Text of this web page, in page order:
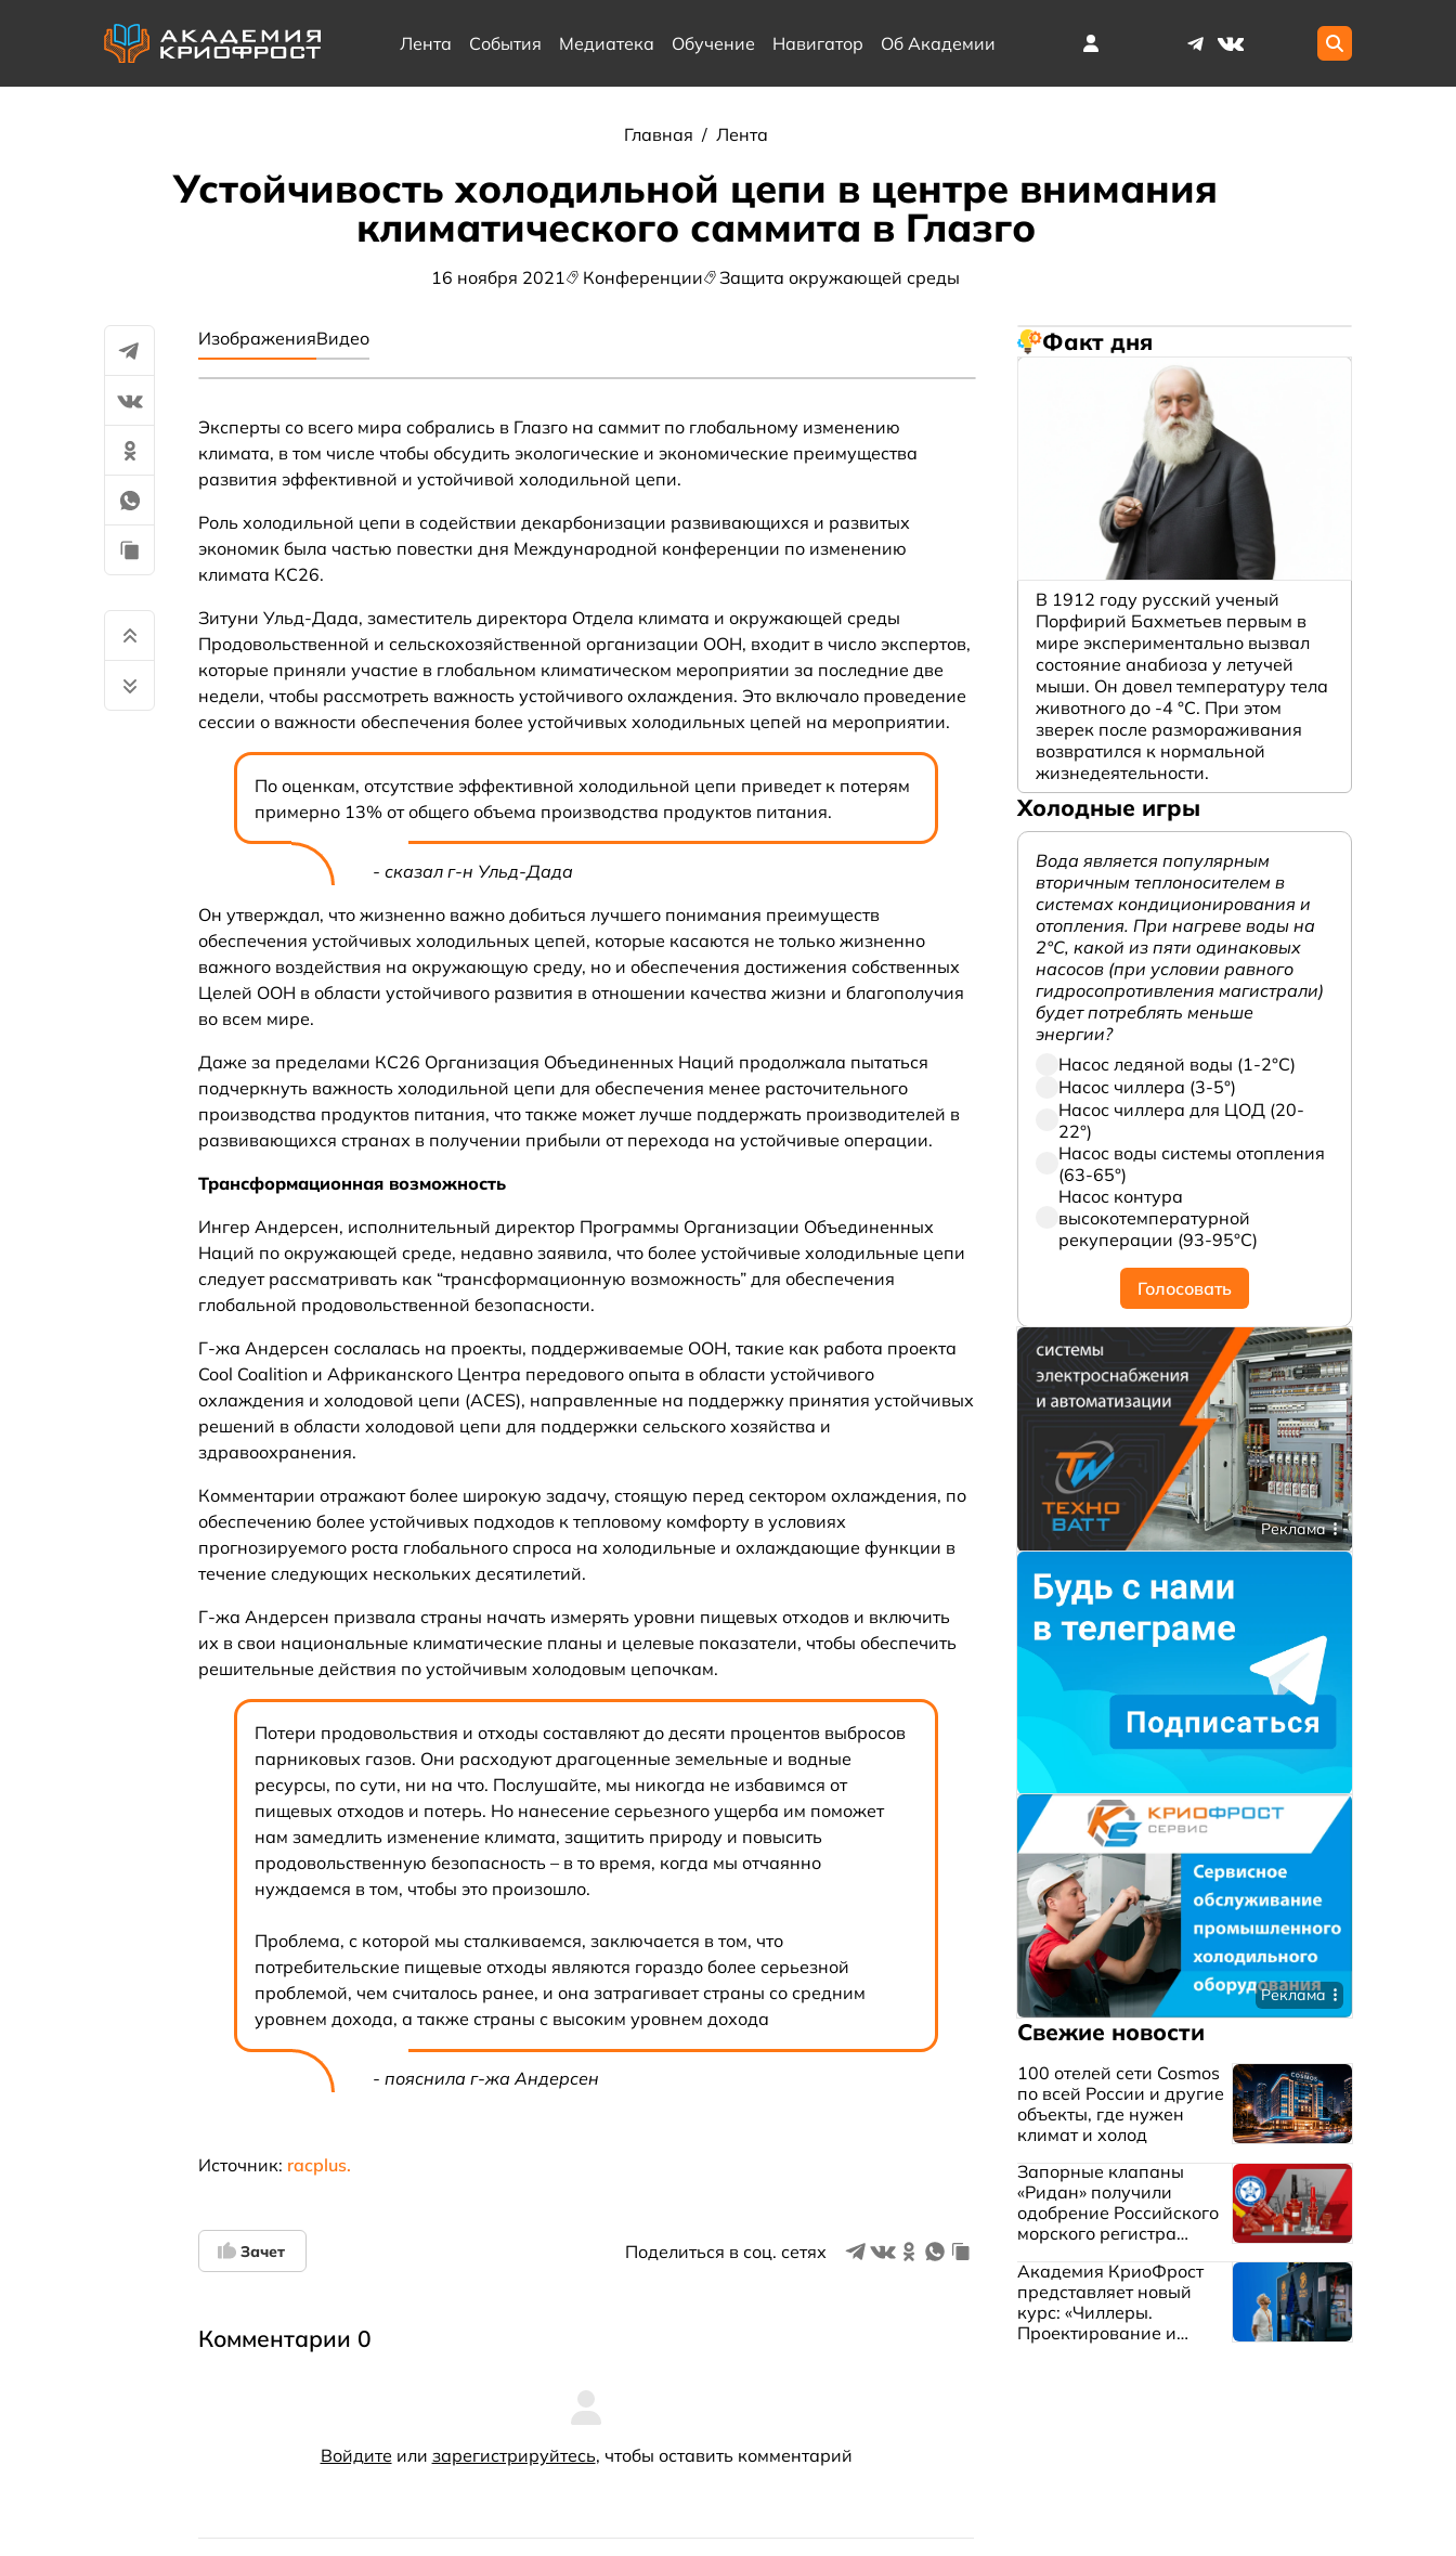
Лента События Медиатека Обучение Навигатор Об Академии
Главная / Лента
Устойчивость холодильной цепи в центре внимания
климатического саммита в Глазго
16 ноября 2021 Конференции Защита окружающей среды
ИзображенияВидео
Эксперты со всего мира собрались в Глазго на саммит по глобальному изменению
климата, в том числе чтобы обсудить экологические и экономические преимущества
развития эффективной и устойчивой холодильной цепи.
Роль холодильной цепи в содействии декарбонизации развивающихся и развитых
экономик была частью повестки дня Международной конференции по изменению
климата КС26.
Зитуни Ульд-Дада, заместитель директора Отдела климата и окружающей среды
Продовольственной и сельскохозяйственной организации ООН, входит в число экспертов,
которые приняли участие в глобальном климатическом мероприятии за последние две
недели, чтобы рассмотреть важность устойчивого охлаждения. Это включало проведение
сессии о важности обеспечения более устойчивых холодильных цепей на мероприятии.
По оценкам, отсутствие эффективной холодильной цепи приведет к потерям
примерно 13% от общего объема производства продуктов питания.
- сказал г-н Ульд-Дада
Он утверждал, что жизненно важно добиться лучшего понимания преимуществ
обеспечения устойчивых холодильных цепей, которые касаются не только жизненно
важного воздействия на окружающую среду, но и обеспечения достижения собственных
Целей ООН в области устойчивого развития в отношении качества жизни и благополучия
во всем мире.
Даже за пределами КС26 Организация Объединенных Наций продолжала пытаться
подчеркнуть важность холодильной цепи для обеспечения менее расточительного
производства продуктов питания, что также может лучше поддержать производителей в
развивающихся странах в получении прибыли от перехода на устойчивые операции.
Трансформационная возможность
Ингер Андерсен, исполнительный директор Программы Организации Объединенных
Наций по окружающей среде, недавно заявила, что более устойчивые холодильные цепи
следует рассматривать как “трансформационную возможность” для обеспечения
глобальной продовольственной безопасности.
Г-жа Андерсен сослалась на проекты, поддерживаемые ООН, такие как работа проекта
Cool Coalition и Африканского Центра передового опыта в области устойчивого
охлаждения и холодовой цепи (ACES), направленные на поддержку принятия устойчивых
решений в области холодовой цепи для поддержки сельского хозяйства и
здравоохранения.
Комментарии отражают более широкую задачу, стоящую перед сектором охлаждения, по
обеспечению более устойчивых подходов к тепловому комфорту в условиях
прогнозируемого роста глобального спроса на холодильные и охлаждающие функции в
течение следующих нескольких десятилетий.
Г-жа Андерсен призвала страны начать измерять уровни пищевых отходов и включить
их в свои национальные климатические планы и целевые показатели, чтобы обеспечить
решительные действия по устойчивым холодовым цепочкам.
Потери продовольствия и отходы составляют до десяти процентов выбросов
парниковых газов. Они расходуют драгоценные земельные и водные
ресурсы, по сути, ни на что. Послушайте, мы никогда не избавимся от
пищевых отходов и потерь. Но нанесение серьезного ущерба им поможет
нам замедлить изменение климата, защитить природу и повысить
продовольственную безопасность – в то время, когда мы отчаянно
нуждаемся в том, чтобы это произошло.
Проблема, с которой мы сталкиваемся, заключается в том, что
потребительские пищевые отходы являются гораздо более серьезной
проблемой, чем считалось ранее, и она затрагивает страны со средним
уровнем дохода, а также страны с высоким уровнем дохода
- пояснила г-жа Андерсен
Источник: racplus.
Зачет Поделиться в соц. сетях
Комментарии 0
Войдите или зарегистрируйтесь, чтобы оставить комментарий
Факт дня
В 1912 году русский ученый
Порфирий Бахметьев первым в
мире экспериментально вызвал
состояние анабиоза у летучей
мыши. Он довел температуру тела
животного до -4 °C. При этом
зверек после размораживания
возвратился к нормальной
жизнедеятельности.
Холодные игры
Вода является популярным
вторичным теплоносителем в
системах кондиционирования и
отопления. При нагреве воды на
2°С, какой из пяти одинаковых
насосов (при условии равного
гидросопротивления магистрали)
будет потреблять меньше
энергии?
Насос ледяной воды (1-2°С)
Насос чиллера (3-5°)
Насос чиллера для ЦОД (20-
22°)
Насос воды системы отопления
(63-65°)
Насос контура
высокотемпературной
рекуперации (93-95°С)
Голосовать
Реклама
Реклама
Свежие новости
100 отелей сети Cosmos
по всей России и другие
объекты, где нужен
климат и холод
Запорные клапаны
«Ридан» получили
одобрение Российского
морского регистра
Академия КриоФрост
представляет новый
курс: «Чиллеры.
Проектирование и